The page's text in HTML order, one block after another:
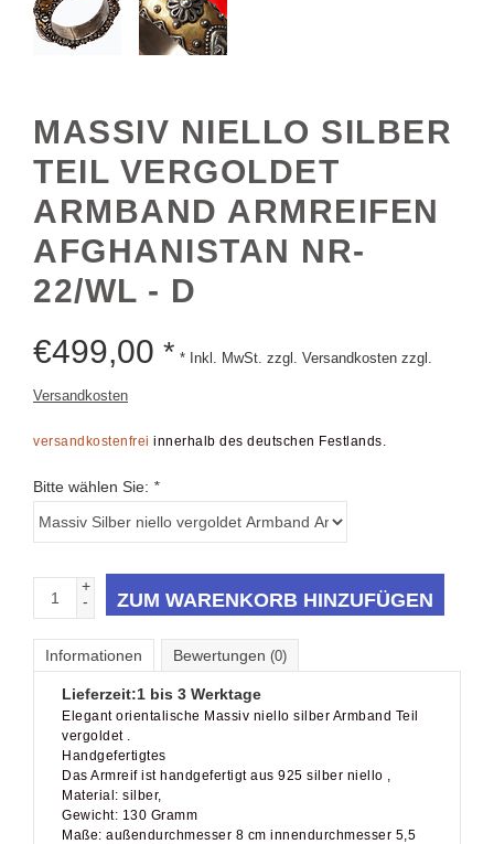
MASSIV NIELLO SILBER
TEIL VERGOLDET
ARMBAND ARMREIFEN
AFGHANISTAN NR-
22/WL - D
€499,00 * * Inkl. MwSt. zzgl. Versandkosten zzgl.
Versandkosten
versandkostenfrei innerhalb des deutschen Festlands.
Bitte wählen Sie: *
+
-
ZUM WARENKORB HINZUFÜGEN
Informationen Bewertungen (0)
Lieferzeit:1 bis 3 Werktage
Elegant orientalische Massiv niello silber Armband Teil
vergoldet .
Handgefertigtes
Das Armreif ist handgefertigt aus 925 silber niello ,
Material: silber,
Gewicht: 130 Gramm
Maße: außendurchmesser 8 cm innendurchmesser 5,5